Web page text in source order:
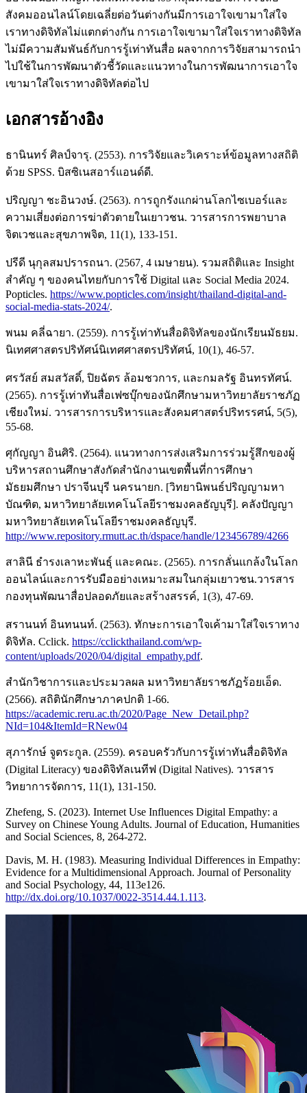
สังคมออนไลน์โดยเฉลี่ยต่อวันต่างกันมีการเอาใจเขามาใส่ใจ
เราทางดิจิทัลไม่แตกต่างกัน การเอาใจเขามาใส่ใจเราทางดิจิทัล
ไม่มีความสัมพันธ์กับการรู้เท่าทันสื่อ ผลจากการวิจัยสามารถนำ
ไปใช้ในการพัฒนาตัวชี้วัดและแนวทางในการพัฒนาการเอาใจ
เขามาใส่ใจเราทางดิจิทัลต่อไป
เอกสารอ้างอิง
ธานินทร์ ศิลป์จารุ. (2553). การวิจัยและวิเคราะห์ข้อมูลทางสถิติ
ด้วย SPSS. บิสซิเนสอาร์แอนด์ดี.
ปริญญา ชะอินวงษ์. (2563). การถูกรังแกผ่านโลกไซเบอร์และ
ความเสี่ยงต่อการฆ่าตัวตายในเยาวชน. วารสารการพยาบาล
จิตเวชและสุขภาพจิต, 11(1), 133-151.
ปรีดี นุกุลสมปรารถนา. (2567, 4 เมษายน). รวมสถิติและ Insight
สำคัญ ๆ ของคนไทยกับการใช้ Digital และ Social Media 2024.
Popticles. https://www.popticles.com/insight/thailand-digital-and-
social-media-stats-2024/.
พนม คลี่ฉายา. (2559). การรู้เท่าทันสื่อดิจิทัลของนักเรียนมัธยม.
นิเทศศาสตรปริทัศน์นิเทศศาสตรปริทัศน์, 10(1), 46-57.
ศรวัสย์ สมสวัสดิ์, ปิยฉัตร ล้อมชวการ, และกมลรัฐ อินทรทัศน์.
(2565). การรู้เท่าทันสื่อเฟซบุ๊กของนักศึกษามหาวิทยาลัยราชภัฏ
เชียงใหม่. วารสารการบริหารและสังคมศาสตร์ปริทรรศน์, 5(5),
55-68.
ศุกัญญา อินศิริ. (2564). แนวทางการส่งเสริมการร่วมรู้สึกของผู้
บริหารสถานศึกษาสังกัดสำนักงานเขตพื้นที่การศึกษา
มัธยมศึกษา ปราจีนบุรี นครนายก. [วิทยานิพนธ์ปริญญามหา
บัณฑิต, มหาวิทยาลัยเทคโนโลยีราชมงคลธัญบุรี]. คลังปัญญา
มหาวิทยาลัยเทคโนโลยีราชมงคลธัญบุรี.
http://www.repository.rmutt.ac.th/dspace/handle/123456789/4266
สาลินี ธำรงเลาหะพันธุ์ และคณะ. (2565). การกลั่นแกล้งในโลก
ออนไลน์และการรับมืออย่างเหมาะสมในกลุ่มเยาวชน.วารสาร
กองทุนพัฒนาสื่อปลอดภัยและสร้างสรรค์, 1(3), 47-69.
สรานนท์ อินทนนท์. (2563). ทักษะการเอาใจเค้ามาใส่ใจเราทาง
ดิจิทัล. Cclick. https://cclickthailand.com/wp-
content/uploads/2020/04/digital_empathy.pdf.
สำนักวิชาการและประมวลผล มหาวิทยาลัยราชภัฏร้อยเอ็ด.
(2566). สถิตินักศึกษาภาคปกติ 1-66.
https://academic.reru.ac.th/2020/Page_New_Detail.php?
NId=104&ItemId=RNew04
สุภารักษ์ จูตระกูล. (2559). ครอบครัวกับการรู้เท่าทันสื่อดิจิทัล
(Digital Literacy) ของดิจิทัลเนทีฟ (Digital Natives). วารสาร
วิทยาการจัดการ, 11(1), 131-150.
Zhefeng, S. (2023). Internet Use Influences Digital Empathy: a
Survey on Chinese Young Adults. Journal of Education, Humanities
and Social Sciences, 8, 264-272.
Davis, M. H. (1983). Measuring Individual Differences in Empathy:
Evidence for a Multidimensional Approach. Journal of Personality
and Social Psychology, 44, 113e126.
http://dx.doi.org/10.1037/0022-3514.44.1.113.